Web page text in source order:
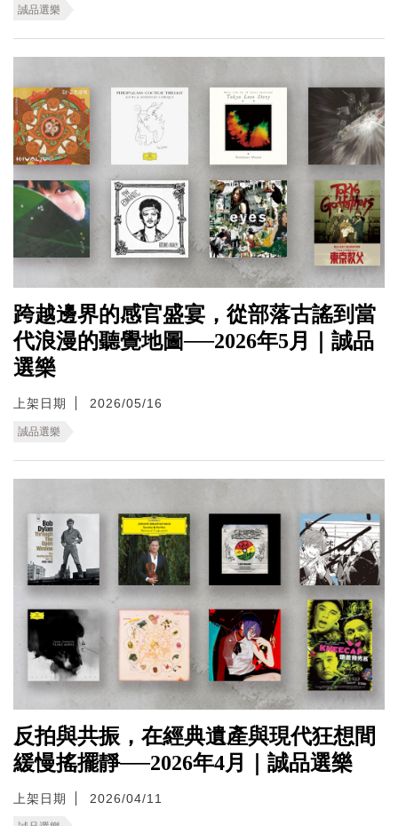
誠品選樂
跨越邊界的感官盛宴，從部落古謠到當
代浪漫的聽覺地圖──2026年5月｜誠品
選樂
上架日期 2026/05/16
誠品選樂
反拍與共振，在經典遺產與現代狂想間
緩慢搖擺靜──2026年4月｜誠品選樂
上架日期 2026/04/11